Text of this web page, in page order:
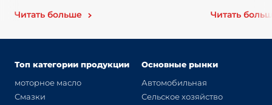
Читать больше
Читать
Топ категории продукции
моторное масло
Смазки
Основные рынки
Автомобильная
Сельское хозяйство